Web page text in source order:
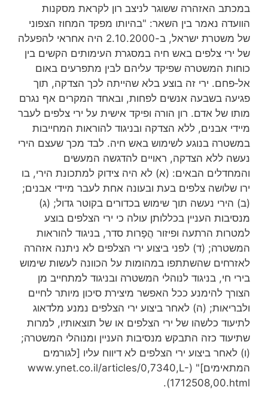
במכתב האזהרה ששוגר לניצב רון לקראת מסקנות
הוועדה נאמר בין השאר: "בהיותו מפקד המחוז הצפוני
של משטרת ישראל, ב-2.10.2000 היה אחראי להפעלה
של ירי צלפים באש חיה במסגרת העימותים הקשים בין
כוחות המשטרה שפיקד עליהם לבין מתפרעים באום
אל‑פחם. ירי זה בוצע בלא שהייתה לכך הצדקה, תוך
פגיעה בשבעה אנשים לפחות, ובאחד המקרים אף נגרם
מותו של אדם. רון הורה ופיקד אישית על ירי צלפים לעבר
מיידי אבנים, ללא הצדקה ובניגוד להוראות המחייבות
במשטרה בנוגע לשימוש באש חיה. לבד מכך שעצם הירי
נעשה ללא הצדקה, ראויים להדגשה המעשים
והמחדלים הבאים: (א) לא היה צידוק למתכונת הירי, בו
ירו שלושה צלפים בעת ובעונה אחת לעבר מיידי אבנים;
(ב) הירי נעשה תוך שימוש בכדורים בקוטר גדול; (ג)
מנסיבות העניין בכללותן עולה כי ירי הצלפים בוצע
למטרות הרתעה ופיזור הֲפָרות סדר, בניגוד להוראות
המשטרה; (ד) לפני ביצוע ירי הצלפים לא ניתנה אזהרה
לאזרחים שהשתתפו במהומות על הכוונה לעשות שימוש
בירי חי, בניגוד לנוהלי המשטרה ובניגוד למתחייב מן
הצורך להימנע ככל האפשר מיצירת סיכון מיותר לחיים
ולבריאות; (ה) לאחר ביצוע ירי הצלפים נמנע מלדאוג
לתיעוד כלשהו של ירי הצלפים או של תוצאותיו, למרות
שתיעוד כזה התבקש מנסיבות העניין ומנוהלי המשטרה;
(ו) לאחר ביצוע ירי הצלפים לא דיווח עליו [לגורמים
המתאימים]" (www.ynet.co.il/articles/0,7340,L-
1712508,00.html).